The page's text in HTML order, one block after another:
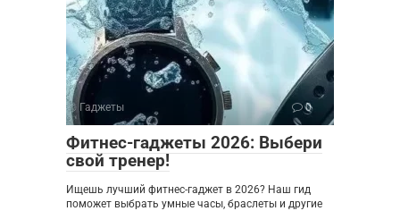
Гаджеты 0
Фитнес-гаджеты 2026: Выбери
свой тренер!
Ищешь лучший фитнес-гаджет в 2026? Наш гид
поможет выбрать умные часы, браслеты и другие